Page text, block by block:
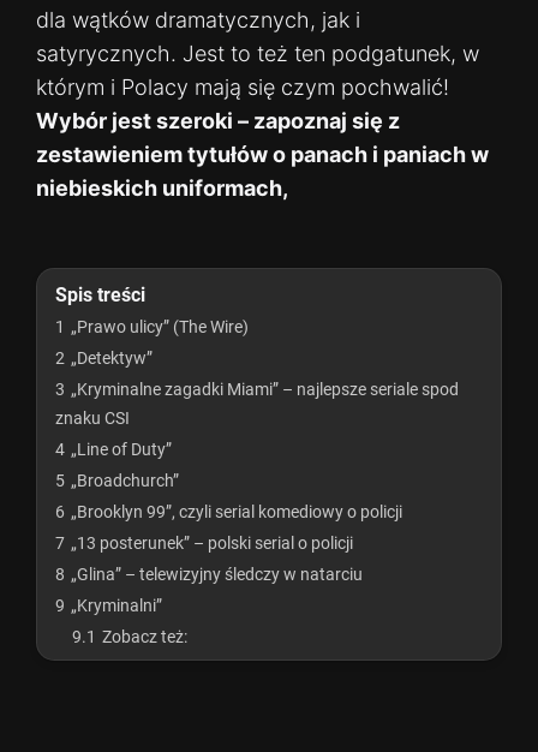
dla wątków dramatycznych, jak i
satyrycznych. Jest to też ten podgatunek, w
którym i Polacy mają się czym pochwalić!
Wybór jest szeroki – zapoznaj się z
zestawieniem tytułów o panach i paniach w
niebieskich uniformach,
Spis treści
1 „Prawo ulicy” (The Wire)
2 „Detektyw”
3 „Kryminalne zagadki Miami” – najlepsze seriale spod
znaku CSI
4 „Line of Duty”
5 „Broadchurch”
6 „Brooklyn 99”, czyli serial komediowy o policji
7 „13 posterunek” – polski serial o policji
8 „Glina” – telewizyjny śledczy w natarciu
9 „Kryminalni”
9.1 Zobacz też: